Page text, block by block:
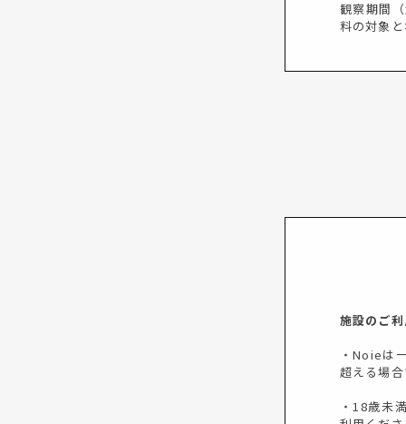
観察期間
料の対象
施設のご
・Noieは
超える場
・18歳未